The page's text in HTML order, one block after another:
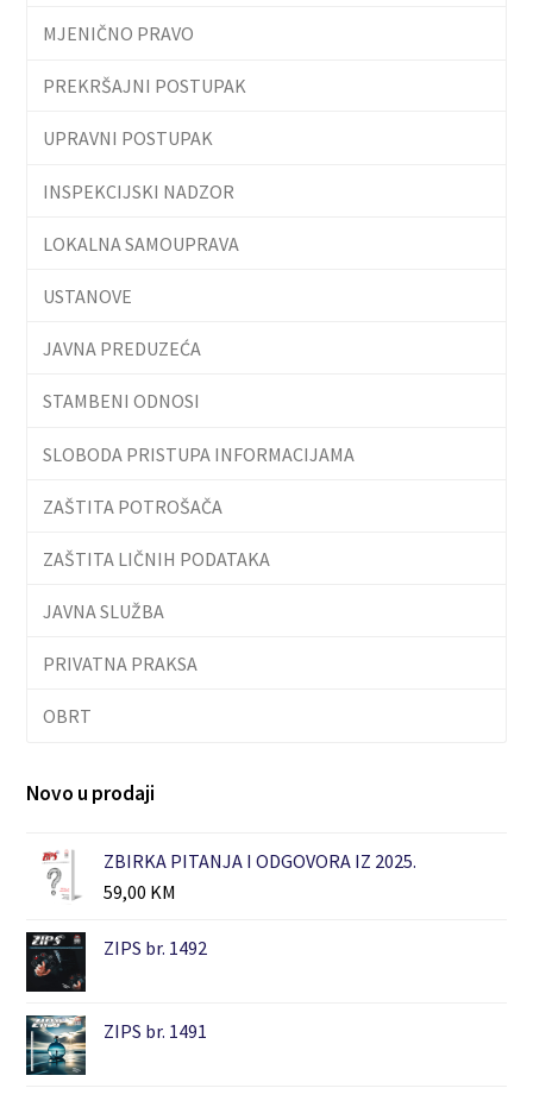
MJENIČNO PRAVO
PREKRŠAJNI POSTUPAK
UPRAVNI POSTUPAK
INSPEKCIJSKI NADZOR
LOKALNA SAMOUPRAVA
USTANOVE
JAVNA PREDUZEĆA
STAMBENI ODNOSI
SLOBODA PRISTUPA INFORMACIJAMA
ZAŠTITA POTROŠAČA
ZAŠTITA LIČNIH PODATAKA
JAVNA SLUŽBA
PRIVATNA PRAKSA
OBRT
Novo u prodaji
ZBIRKA PITANJA I ODGOVORA IZ 2025.
59,00 KM
ZIPS br. 1492
ZIPS br. 1491